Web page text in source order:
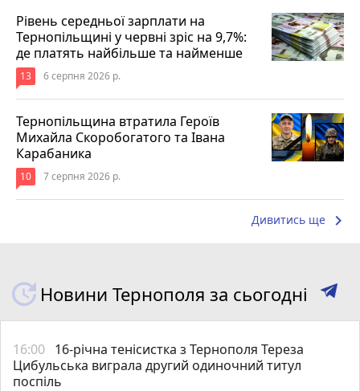
Рівень середньої зарплати на
Тернопільщині у червні зріс на 9,7%:
де платять найбільше та найменше
13 6 серпня 2026 р.
Тернопільщина втратила Героїв
Михайла Скоробогатого та Івана
Карабаника
10 7 серпня 2026 р.
Дивитись ще keyboard_arrow_right
Новини Тернополя за сьогодні
16:00 16-річна тенісистка з Тернополя Тереза
Цибульська виграла другий одиночний титул
поспіль